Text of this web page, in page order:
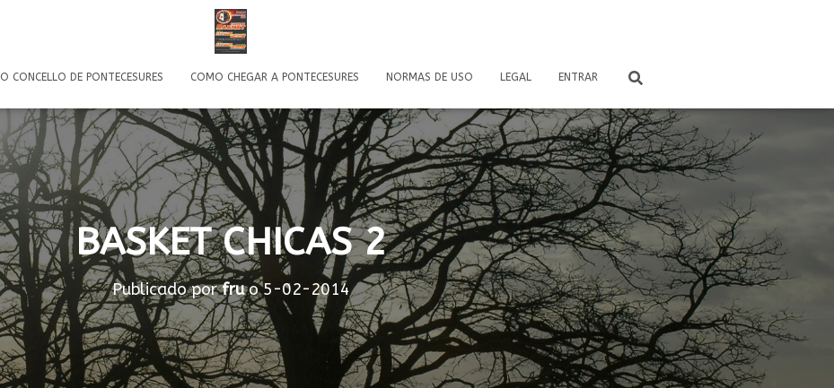
O CONCELLO DE PONTECESURES COMO CHEGAR A PONTECESURES NORMAS DE USO LEGAL ENTRAR
BASKET CHICAS 2
Publicado porfruo5-02-2014